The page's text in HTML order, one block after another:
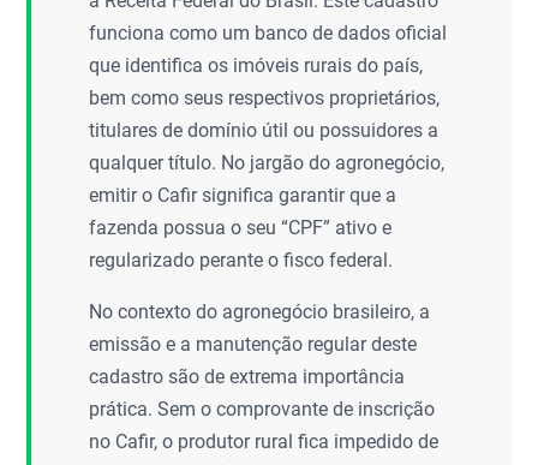
funciona como um banco de dados oficial
que identifica os imóveis rurais do país,
bem como seus respectivos proprietários,
titulares de domínio útil ou possuidores a
qualquer título. No jargão do agronegócio,
emitir o Cafir significa garantir que a
fazenda possua o seu “CPF” ativo e
regularizado perante o fisco federal.
No contexto do agronegócio brasileiro, a
emissão e a manutenção regular deste
cadastro são de extrema importância
prática. Sem o comprovante de inscrição
no Cafir, o produtor rural fica impedido de